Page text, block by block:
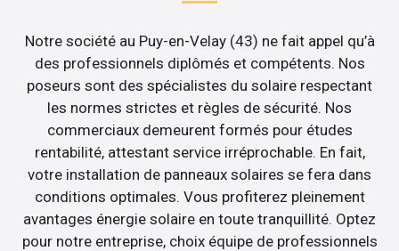
Notre société au Puy-en-Velay (43) ne fait appel qu’à
des professionnels diplômés et compétents. Nos
poseurs sont des spécialistes du solaire respectant
les normes strictes et règles de sécurité. Nos
commerciaux demeurent formés pour études
rentabilité, attestant service irréprochable. En fait,
votre installation de panneaux solaires se fera dans
conditions optimales. Vous profiterez pleinement
avantages énergie solaire en toute tranquillité. Optez
pour notre entreprise, choix équipe de professionnels